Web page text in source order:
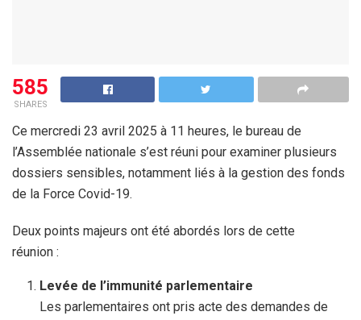
585
SHARES
Ce mercredi 23 avril 2025 à 11 heures, le bureau de
l’Assemblée nationale s’est réuni pour examiner plusieurs
dossiers sensibles, notamment liés à la gestion des fonds
de la Force Covid-19.
Deux points majeurs ont été abordés lors de cette
réunion :
Levée de l’immunité parlementaire
Les parlementaires ont pris acte des demandes de